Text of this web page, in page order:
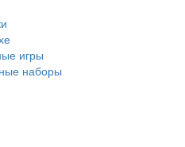
игры
наборы